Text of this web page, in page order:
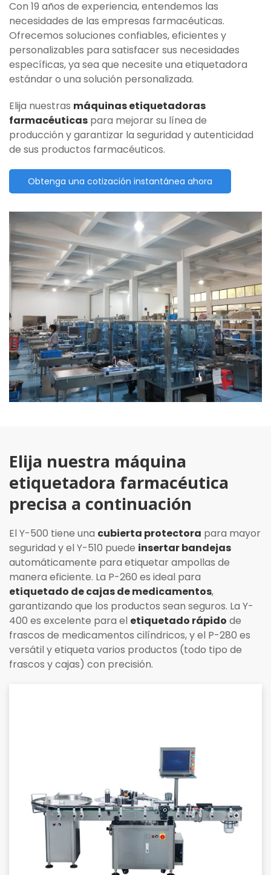
Con 19 años de experiencia, entendemos las
necesidades de las empresas farmacéuticas.
Ofrecemos soluciones confiables, eficientes y
personalizables para satisfacer sus necesidades
específicas, ya sea que necesite una etiquetadora
estándar o una solución personalizada.
Elija nuestras máquinas etiquetadoras
farmacéuticas para mejorar su línea de
producción y garantizar la seguridad y autenticidad
de sus productos farmacéuticos.
Obtenga una cotización instantánea ahora
Elija nuestra máquina
etiquetadora farmacéutica
precisa a continuación
El Y-500 tiene una cubierta protectora para mayor
seguridad y el Y-510 puede insertar bandejas
automáticamente para etiquetar ampollas de
manera eficiente. La P-260 es ideal para
etiquetado de cajas de medicamentos,
garantizando que los productos sean seguros. La Y-
400 es excelente para el etiquetado rápido de
frascos de medicamentos cilíndricos, y el P-280 es
versátil y etiqueta varios productos (todo tipo de
frascos y cajas) con precisión.